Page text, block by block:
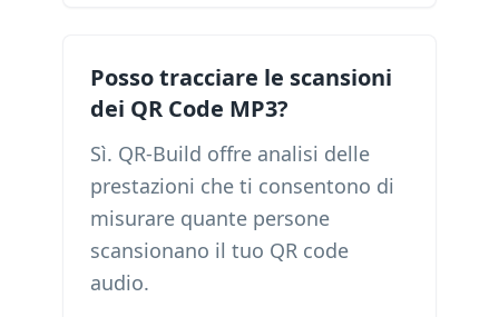
Posso tracciare le scansioni
dei QR Code MP3?
Sì. QR-Build offre analisi delle
prestazioni che ti consentono di
misurare quante persone
scansionano il tuo QR code
audio.